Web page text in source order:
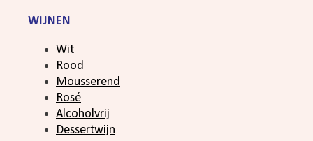
WIJNEN
Wit
Rood
Mousserend
Rosé
Alcoholvrij
Dessertwijn